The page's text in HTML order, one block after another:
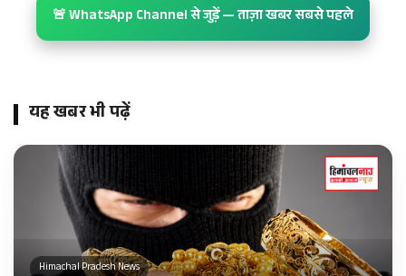
🚨 WhatsApp Channel से जुड़ें — ताज़ा खबर सबसे पहले
यह खबर भी पढ़ें
Himachal Pradesh News